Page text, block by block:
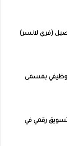
(فري لانسر)
وظيفي بمسمى
رقمي في